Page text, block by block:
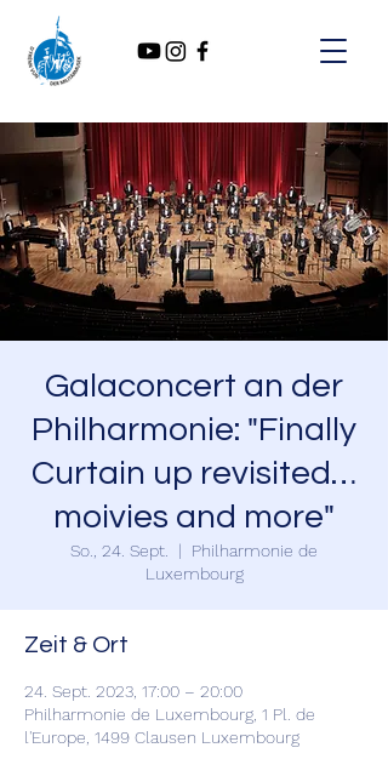
Galaconcert an der
Philharmonie: "Finally
Curtain up revisited…
moivies and more"
So., 24. Sept.
  |
Philharmonie de
Luxembourg
Zeit & Ort
24. Sept. 2023, 17:00 – 20:00
Philharmonie de Luxembourg, 1 Pl. de
l'Europe, 1499 Clausen Luxembourg